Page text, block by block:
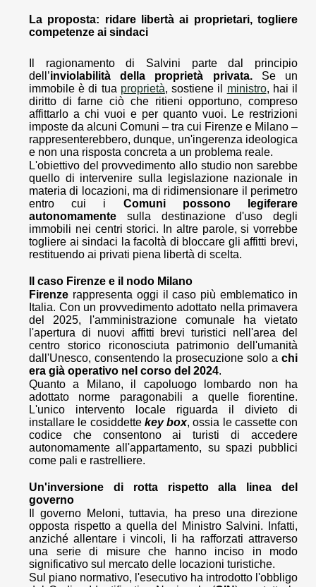
La proposta: ridare libertà ai proprietari, togliere
competenze ai sindaci
Il ragionamento di Salvini parte dal principio
dell’inviolabilità della proprietà privata. Se un
immobile è di tua proprietà, sostiene il ministro, hai il
diritto di farne ciò che ritieni opportuno, compreso
affittarlo a chi vuoi e per quanto vuoi. Le restrizioni
imposte da alcuni Comuni – tra cui Firenze e Milano –
rappresenterebbero, dunque, un'ingerenza ideologica
e non una risposta concreta a un problema reale.
L'obiettivo del provvedimento allo studio non sarebbe
quello di intervenire sulla legislazione nazionale in
materia di locazioni, ma di ridimensionare il perimetro
entro cui i Comuni possono legiferare
autonomamente sulla destinazione d'uso degli
immobili nei centri storici. In altre parole, si vorrebbe
togliere ai sindaci la facoltà di bloccare gli affitti brevi,
restituendo ai privati piena libertà di scelta.
Il caso Firenze e il nodo Milano
Firenze rappresenta oggi il caso più emblematico in
Italia. Con un provvedimento adottato nella primavera
del 2025, l'amministrazione comunale ha vietato
l'apertura di nuovi affitti brevi turistici nell'area del
centro storico riconosciuta patrimonio dell'umanità
dall'Unesco, consentendo la prosecuzione solo a chi
era già operativo nel corso del 2024.
Quanto a Milano, il capoluogo lombardo non ha
adottato norme paragonabili a quelle fiorentine.
L'unico intervento locale riguarda il divieto di
installare le cosiddette key box, ossia le cassette con
codice che consentono ai turisti di accedere
autonomamente all'appartamento, su spazi pubblici
come pali e rastrelliere.
Un'inversione di rotta rispetto alla linea del
governo
Il governo Meloni, tuttavia, ha preso una direzione
opposta rispetto a quella del Ministro Salvini. Infatti,
anziché allentare i vincoli, li ha rafforzati attraverso
una serie di misure che hanno inciso in modo
significativo sul mercato delle locazioni turistiche.
Sul piano normativo, l'esecutivo ha introdotto l'obbligo